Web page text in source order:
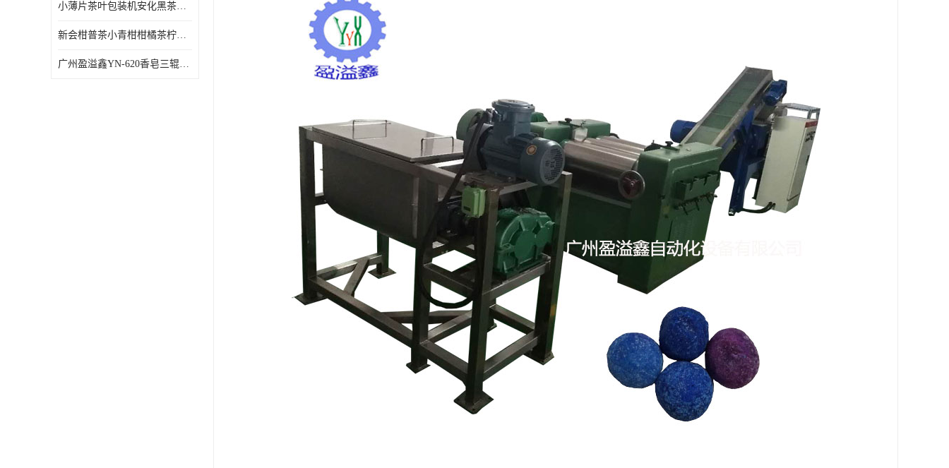
小薄片茶叶包装机安化黑茶小茶饼云南普洱茶生茶自动包装机
新会柑普茶小青柑柑橘茶柠檬茶小金柑自动包装机
广州盈溢鑫YN-620香皂三辊研磨机